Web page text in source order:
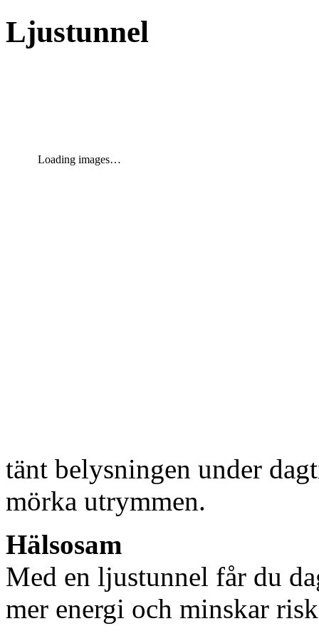
Ljustunnel
Loading images…
tänt belysningen under
mörka utrymmen.
Hälsosam
Med en ljustunnel får du
mer energi och minskar